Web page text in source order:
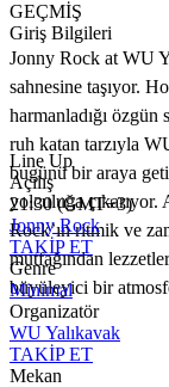
GEÇMİŞ
Giriş Bilgileri
Jonny Rock at WU
sahnesine taşıyor.
harmanladığı
ruh katan tarzıyla
bugünü bir araya
yolculuğa çıkarıyor.
Rock’ın ritmik ve
mutfağından
büyüleyici bir
Line Up
Açılış
21:30 (GMT+3)
Jonny Rock
TAKİP ET
Genre
Minimal
Organizatör
WU Yalıkavak
TAKİP ET
Mekan